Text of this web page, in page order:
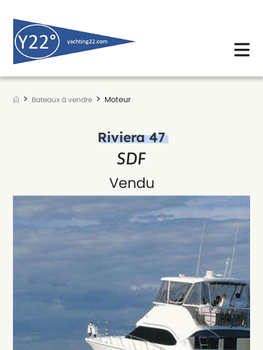
content
> Bateaux à vendre > Moteur
Riviera 47
SDF
Vendu